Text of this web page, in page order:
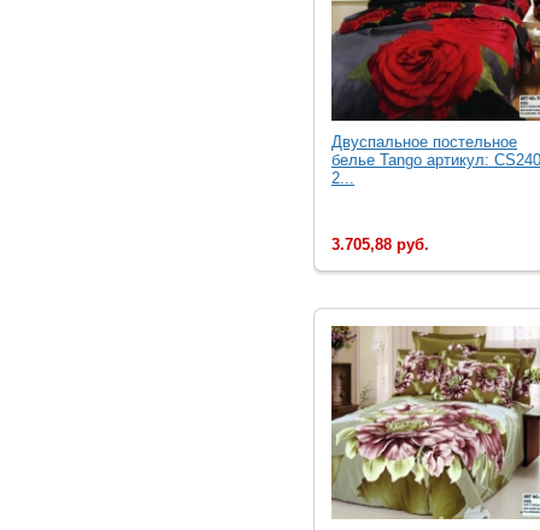
Двуcпальное постельное
белье Tango артикул:
2...
3.705,88 руб.